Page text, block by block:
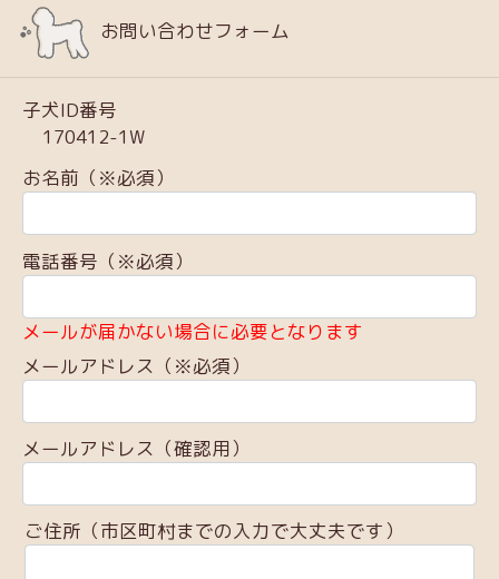
お問い合わせフォーム
子犬ID番号
170412-1W
お名前（※必須）
電話番号（※必須）
メールが届かない場合に必要となります
メールアドレス（※必須）
メールアドレス（確認用）
ご住所（市区町村までの入力で大丈夫です）